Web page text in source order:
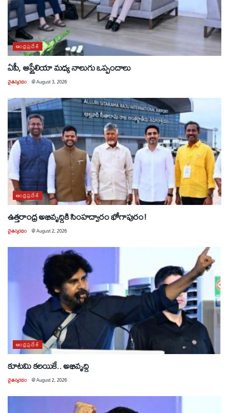
ఆంధ్రప్రదేశ్
ఏపీ, ఆస్ట్రేలియా మధ్య నాలుగు ఒప్పందాలు
చైతన్యరధం @August 3, 2026
ఆంధ్రప్రదేశ్
ఉత్తరాంధ్ర అభివృద్ధికి సింహద్వారం భోగాపురం!
చైతన్యరధం @August 2, 2026
ఆంధ్రప్రదేశ్
కూటమి కలయికే.. అభివృద్ధి
చైతన్యరధం @August 2, 2026